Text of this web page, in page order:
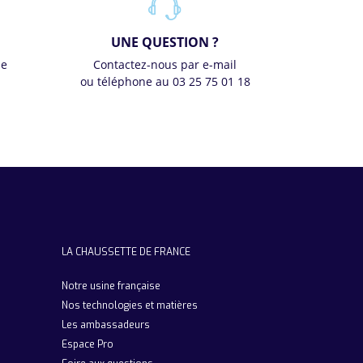
UNE QUESTION ?
Contactez-nous par e-mail
ou téléphone au 03 25 75 01 18
LA CHAUSSETTE DE FRANCE
Notre usine française
Nos technologies et matières
Les ambassadeurs
Espace Pro